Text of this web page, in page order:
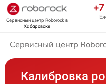
Сервисный центр Roborockв
Хабаровске
Сервисный центр
Калибровка